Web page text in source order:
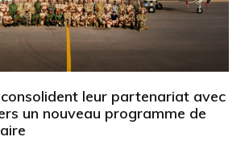
leur partenariat avec
un nouveau programme de